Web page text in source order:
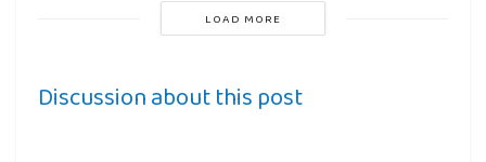
LOAD MORE
Discussion about this post